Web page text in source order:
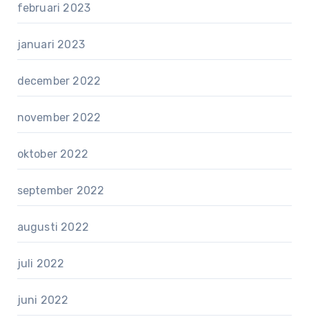
februari 2023
januari 2023
december 2022
november 2022
oktober 2022
september 2022
augusti 2022
juli 2022
juni 2022